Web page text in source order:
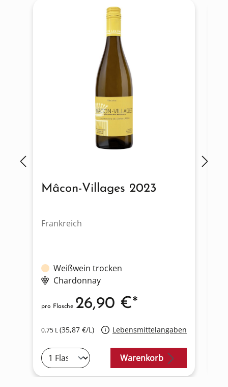
Mâcon-Villages 2023
Frankreich
Weißwein trocken
Chardonnay
0.75 L(35,87 €/L) Lebensmittelangaben
pro Flasche 26,90 €*
Warenkorb